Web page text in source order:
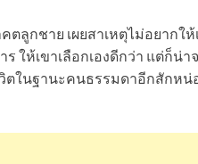
ลูกชาย เผยสาเหตุไม่อยากให้
ร ให้เขาเลือกเองดีกว่า แต่ก็น่
ตในฐานะคนธรรมดาอีกสักหน่